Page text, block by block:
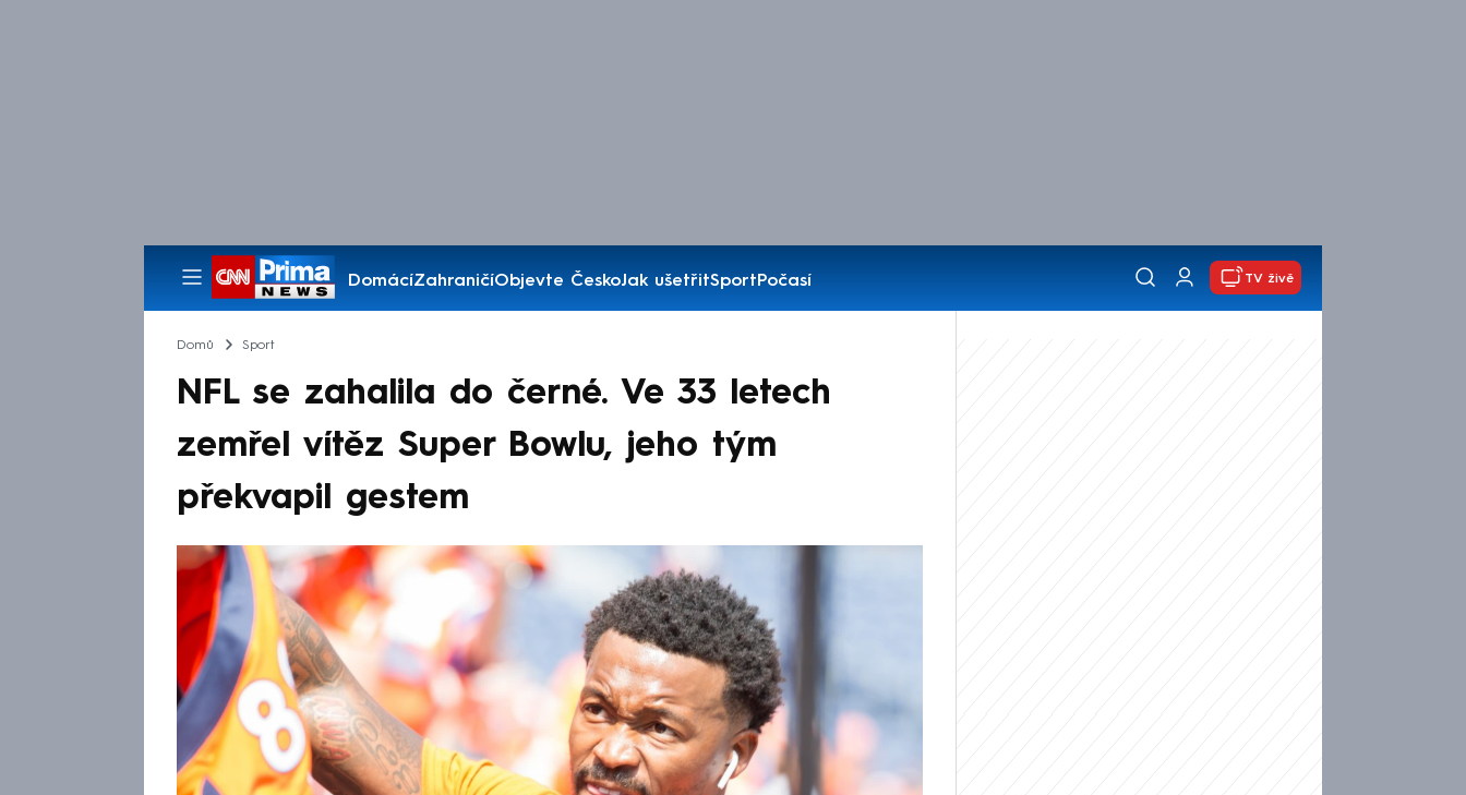
DomácíZahraničíObjevte ČeskoJak ušetřitSportPočasí
Pořady
TV živě
Domů Sport
NFL se zahalila do černé. Ve 33 letech
zemřel vítěz Super Bowlu, jeho tým
překvapil gestem